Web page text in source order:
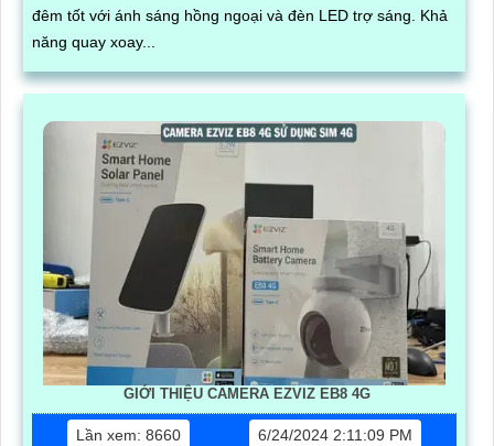
đêm tốt với ánh sáng hồng ngoại và đèn LED trợ sáng. Khả
năng quay xoay...
GIỚI THIỆU CAMERA EZVIZ EB8 4G
Lần xem: 8660
6/24/2024 2:11:09 PM